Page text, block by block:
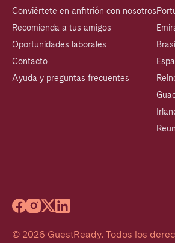
Conviértete en anfitrión con nosotros
Recomienda a tus amigos
Oportunidades laborales
Contacto
Ayuda y preguntas frecuentes
Brasil
© 2026 GuestReady. Todos los